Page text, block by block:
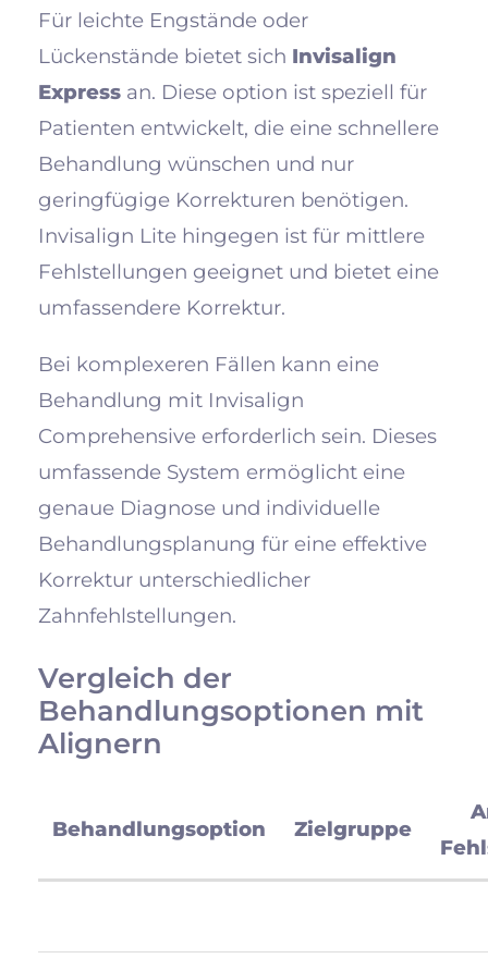
Für leichte Engstände oder
Lückenstände bietet sich Invisalign
Express an. Diese option ist speziell für
Patienten entwickelt, die eine schnellere
Behandlung wünschen und nur
geringfügige Korrekturen benötigen.
Invisalign Lite hingegen ist für mittlere
Fehlstellungen geeignet und bietet eine
umfassendere Korrektur.
Bei komplexeren Fällen kann eine
Behandlung mit Invisalign
Comprehensive erforderlich sein. Dieses
umfassende System ermöglicht eine
genaue Diagnose und individuelle
Behandlungsplanung für eine effektive
Korrektur unterschiedlicher
Zahnfehlstellungen.
Vergleich der
Behandlungsoptionen mit
Alignern
Behandlungsoption Zielgruppe